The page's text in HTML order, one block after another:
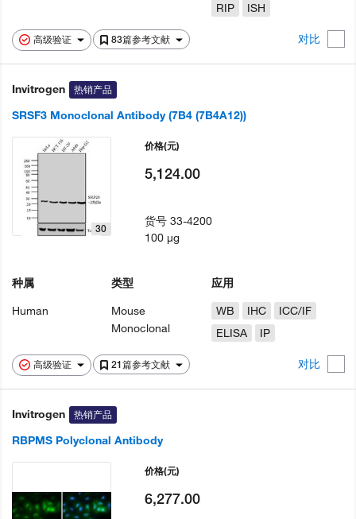
高级验证 83篇参考文献 对比
RIP
ISH
Invitrogen 热销产品
SRSF3 Monoclonal Antibody (7B4 (7B4A12))
高级验证 21篇参考文献 对比
30
种属
Human
类型
Mouse
Monoclonal
应用
WB
IHC
ICC/IF
ELISA
IP
价格(元)
5,124.00
货号33-4200
100 µg
Invitrogen 热销产品
RBPMS Polyclonal Antibody
价格(元)
6,277.00